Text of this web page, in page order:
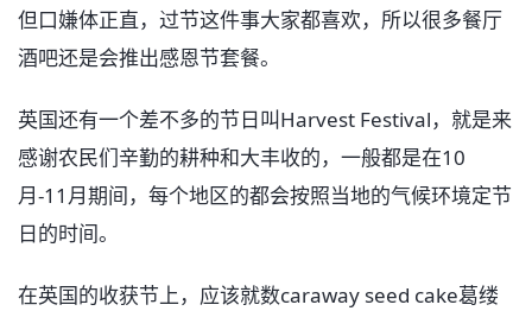
但口嫌体正直，过节这件事大家都喜欢，所以很多餐厅
酒吧还是会推出感恩节套餐。
英国还有一个差不多的节日叫Harvest Festival，就是来
感谢农民们辛勤的耕种和大丰收的，一般都是在10
月-11月期间，每个地区的都会按照当地的气候环境定节
日的时间。
在英国的收获节上，应该就数caraway seed cake葛缕